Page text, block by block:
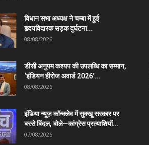
विधान सभा अध्यक्ष ने चम्बा में हुई
हृदयविदारक सड़क दुर्घटना...
08/08/2026
डीसी अनुपम कश्यप की उपलब्धि का सम्मान,
‘इंडियन हीरोज अवार्ड 2026’...
08/08/2026
इंडिया न्यूज़ कॉन्क्लेव में सुक्खू सरकार पर
बरसे बिंदल, बोले—कांग्रेस प्रत्याशियों...
07/08/2026